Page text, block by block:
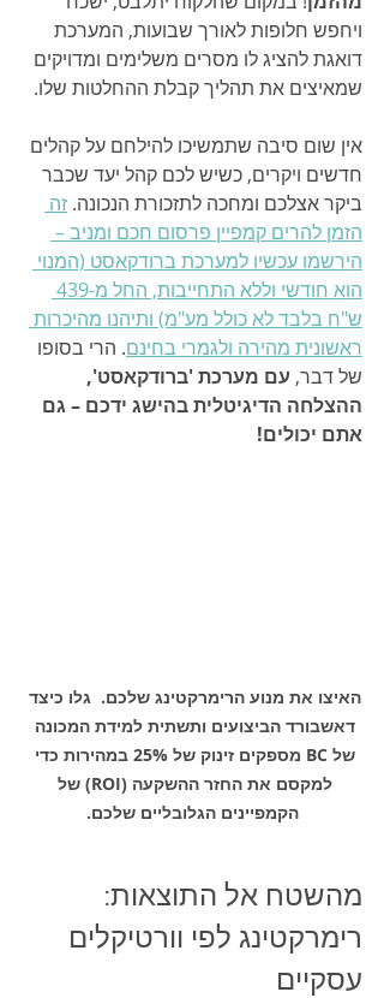
ויחפש חלופות לאורך שבועות, המערכת
דואגת להציג לו מסרים משלימים ומדויקים
שמאיצים את תהליך קבלת ההחלטות שלו.
אין שום סיבה שתמשיכו להילחם על קהלים
חדשים ויקרים, כשיש לכם קהל יעד שכבר
ביקר אצלכם ומחכה לתזכורת הנכונה. זה
הזמן להרים קמפיין פרסום חכם ומניב –
הירשמו עכשיו למערכת ברודקאסט (המנוי
ש"ח בלבד לא כולל מע"מ) ותיהנו מהיכרות
ראשונית מהירה ולגמרי בחינם. הרי בסופו
של דבר, עם מערכת 'ברודקאסט',
ההצלחה הדיגיטלית בהישג ידכם – גם
אתם יכולים!
האיצו את מנוע הרימרקטינג שלכם.  גלו כיצד
דאשבורד הביצועים ותשתית למידת המכונה
של BC מספקים זינוק של 25% במהירות כדי
למקסם את החזר ההשקעה (ROI) של
הקמפיינים הגלובליים שלכם.
מהשטח אל התוצאות:
רימרקטינג לפי וורטיקלים
עסקיים